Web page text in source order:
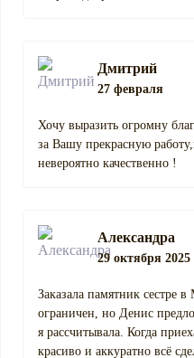
Дмитрий
27 февраля
Хочу выразить огромну
за Вашу прекрасную
невероятно качественно !
Александра
29 октября 2025
Заказала памятник сестре
ограничен, но Денис
я рассчитывала. Когда
красиво и аккуратно всё